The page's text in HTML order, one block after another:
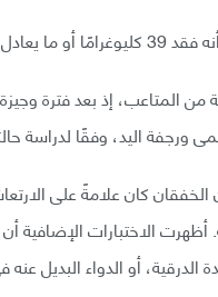
ستة أشهر فقط!
من المتاعب، إذ بعد فترة
ورجفة اليد، وفقًا لدراسة
الخفقان كان علامةً على
أظهرت الاختبارات
أو الدواء البديل عنه